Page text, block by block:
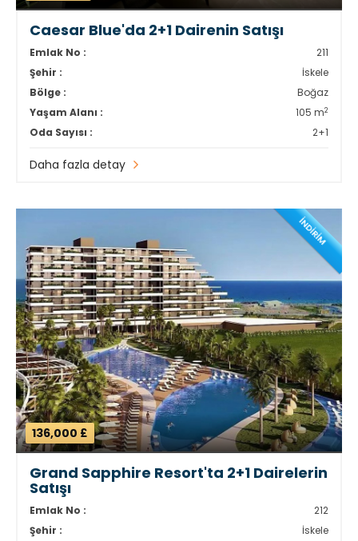
Caesar Blue'da 2+1 Dairenin Satışı
Emlak No :
211
Şehir :
İskele
Bölge :
Boğaz
Yaşam Alanı :
105 m2
Oda Sayısı : 2+1
Daha fazla detay
İNDİRİM
136,000 £
Grand Sapphire Resort'ta 2+1 Dairelerin
Satışı
Emlak No :
212
Şehir :
İskele